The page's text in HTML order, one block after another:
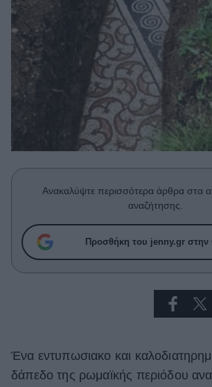
Fitness
Woman Power
Parenting
Working Girl
Πρόσωπα
Celebrities
Συνεντεύξεις
True Stories
Ask the Guru
Success Stories
Living
Ανακαλύψτε περισσότερα άρθρα στα
αναζήτησης.
Προσθήκη του jenny.gr στην
Ένα εντυπωσιακο και
δάπεδο της ρωμαϊκής περιόδου